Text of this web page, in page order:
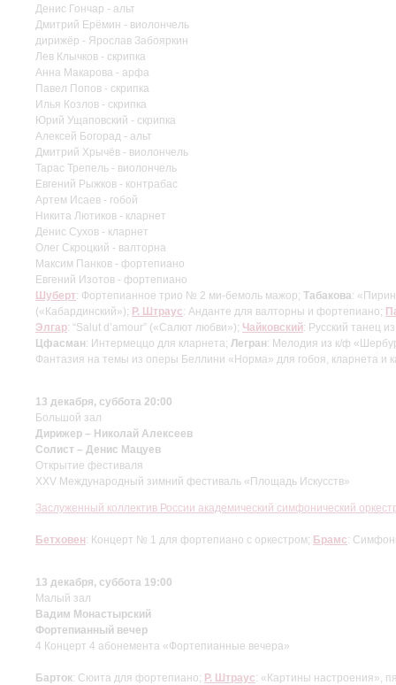
Денис Гончар - альт
Дмитрий Ерёмин - виолончель
дирижёр - Ярослав Забояркин
Лев Клычков - скрипка
Анна Макарова - арфа
Павел Попов - скрипка
Илья Козлов - скрипка
Юрий Ущаповский - скрипка
Алексей Богорад - альт
Дмитрий Хрычёв - виолончель
Тарас Трепель - виолончель
Евгений Рыжков - контрабас
Артем Исаев - гобой
Никита Лютиков - кларнет
Денис Сухов - кларнет
Олег Скроцкий - валторна
Максим Панков - фортепиано
Евгений Изотов - фортепиано
Шуберт: Фортепианное трио № 2 ми-бемоль мажор; Табакова:
(«Кабардинский»); Р. Штраус: Анданте для валторны и фортепиано;
Элгар: “Salut d’amour” («Салют любви»); Чайковский: Русский танец
Цфасман: Интермеццо для кларнета; Легран: Мелодия из к/ф
Фантазия на темы из оперы Беллини «Норма» для гобоя, кларнета и
13 декабря, суббота 20:00
Большой зал
Дирижер – Николай Алексеев
Солист – Денис Мацуев
Открытие фестиваля
XXV Международный зимний фестиваль «Площадь Искусств»
Заслуженный коллектив России академический симфонический
Бетховен: Концерт № 1 для фортепиано с оркестром; Брамс:
13 декабря, суббота 19:00
Малый зал
Вадим Монастырский
Фортепианный вечер
4 Концерт 4 абонемента «Фортепианные вечера»
Барток: Сюита для фортепиано; Р. Штраус: «Картины настроения»,